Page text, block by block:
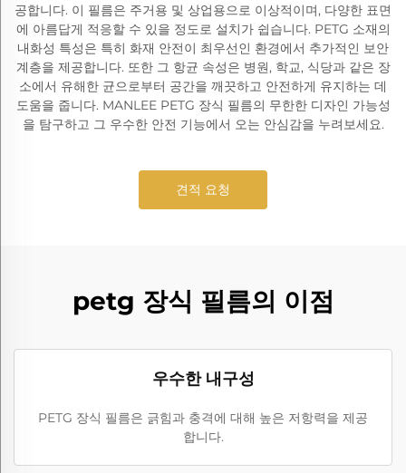
공합니다. 이 필름은 주거용 및 상업용으로 이상적이며, 다양한 표면
에 아름답게 적응할 수 있을 정도로 설치가 쉽습니다. PETG 소재의
내화성 특성은 특히 화재 안전이 최우선인 환경에서 추가적인 보안
계층을 제공합니다. 또한 그 항균 속성은 병원, 학교, 식당과 같은 장
소에서 유해한 균으로부터 공간을 깨끗하고 안전하게 유지하는 데
도움을 줍니다. MANLEE PETG 장식 필름의 무한한 디자인 가능성
을 탐구하고 그 우수한 안전 기능에서 오는 안심감을 누려보세요.
견적 요청
petg 장식 필름의 이점
우수한 내구성
PETG 장식 필름은 긁힘과 충격에 대해 높은 저항력을 제공
합니다.